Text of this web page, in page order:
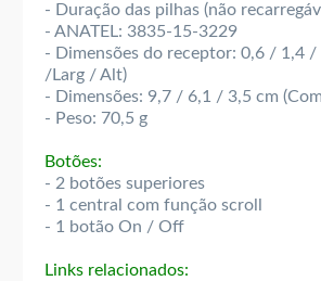
- Duração das pilhas (não
- ANATEL: 3835-15-3229
- Dimensões do receptor: 0,6 / 1,4 /
/Larg / Alt)
- Dimensões: 9,7 / 6,1 / 3,5 cm
- Peso: 70,5 g
Botões:
- 2 botões superiores
- 1 central com função scroll
- 1 botão On / Off
Links relacionados: